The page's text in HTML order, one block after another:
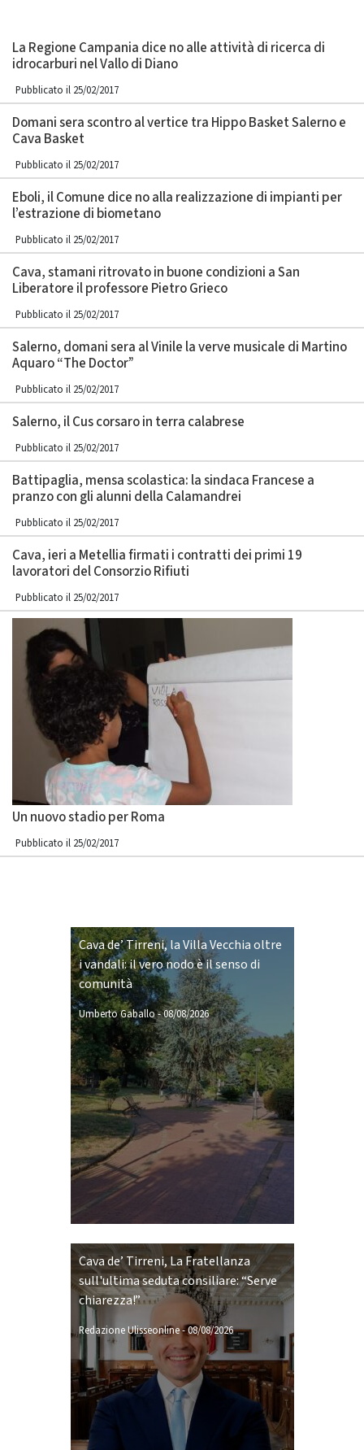
La Regione Campania dice no alle attività di ricerca di
idrocarburi nel Vallo di Diano
Pubblicato il 25/02/2017
Domani sera scontro al vertice tra Hippo Basket Salerno e
Cava Basket
Pubblicato il 25/02/2017
Eboli, il Comune dice no alla realizzazione di impianti per
l’estrazione di biometano
Pubblicato il 25/02/2017
Cava, stamani ritrovato in buone condizioni a San
Liberatore il professore Pietro Grieco
Pubblicato il 25/02/2017
Salerno, domani sera al Vinile la verve musicale di Martino
Aquaro “The Doctor”
Pubblicato il 25/02/2017
Salerno, il Cus corsaro in terra calabrese
Pubblicato il 25/02/2017
Battipaglia, mensa scolastica: la sindaca Francese a
pranzo con gli alunni della Calamandrei
Pubblicato il 25/02/2017
Cava, ieri a Metellia firmati i contratti dei primi 19
lavoratori del Consorzio Rifiuti
Pubblicato il 25/02/2017
Un nuovo stadio per Roma
Pubblicato il 25/02/2017
Cava de’ Tirreni, la Villa Vecchia oltre
i vandali: il vero nodo è il senso di
comunità
Umberto Gaballo-08/08/2026
Cava de’ Tirreni, La Fratellanza
sull'ultima seduta consiliare: “Serve
chiarezza!”
Redazione Ulisseonline-08/08/2026